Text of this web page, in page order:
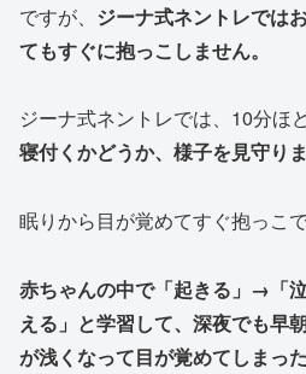
ですが、 ジーナ式ネントレでは
てもすぐに抱っこしません。
ジーナ式ネントレでは、10分ほ
寝付くかどうか、様子を見守りま
眠りから目が覚めてすぐ抱っこ
赤ちゃんの中で「起きる」→「
える」と学習して、深夜でも早
が浅くなって目が覚めてしまっ